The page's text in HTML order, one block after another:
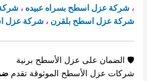
،شركة عزل اسطح بسراه عبيده ،
شركة عزل اسطح بلقرن ،شركة عزل
🛡️ الضمان على عزل الأسطح برنية
شركات عزل الأسطح الموثوقة تقدم